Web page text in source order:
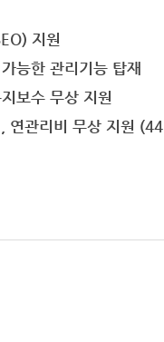
지원
능한 관리기능 탑재
보수 무상 지원
연관리비 무상 지원